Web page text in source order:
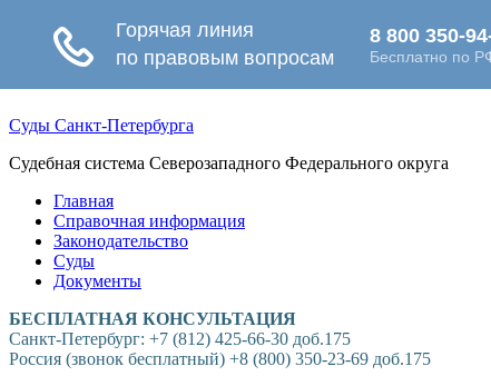
Суды Санкт-Петербурга
Судебная система Северозападного Федерального округа
Главная
Справочная информация
Законодательство
Суды
Документы
БЕСПЛАТНАЯ КОНСУЛЬТАЦИЯ
Санкт-Петербург: +7 (812) 425-66-30 доб.175
Россия (звонок бесплатный) +8 (800) 350-23-69 доб.175